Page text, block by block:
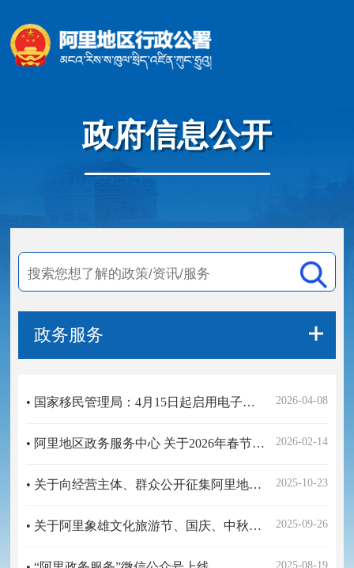
政府信息公开
政务服务
2026-04-08
• 国家移民管理局：4月15日起启用电子边境管理区通行证
2026-02-14
• 阿里地区政务服务中心 关于2026年春节、藏历新年期间继续办理边境通行证的通告
2025-10-23
• 关于向经营主体、群众公开征集阿里地区"一件事"的通知
2025-09-26
• 关于阿里象雄文化旅游节、国庆、中秋节假日期间噶尔县政务服务业务受理范围的通告
2025-08-19